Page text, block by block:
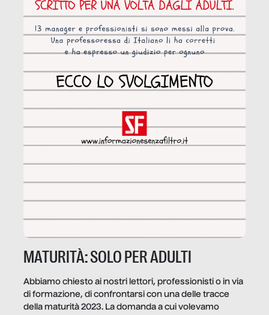
MATURITÀ: SOLO PER ADULTI
Abbiamo chiesto ai nostri lettori, professionisti o in via
di formazione, di confrontarsi con una delle tracce
della maturità 2023. La domanda a cui volevamo